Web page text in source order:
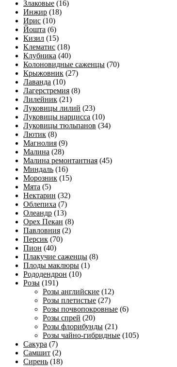
Злаковые (16)
Инжир (18)
Ирис (10)
Йошта (6)
Кизил (15)
Клематис (18)
Клубника (40)
Колоновидные саженцы (70)
Крыжовник (27)
Лаванда (10)
Лагерстремия (8)
Лилейник (21)
Луковицы лилий (23)
Луковицы нарцисса (10)
Луковицы тюльпанов (34)
Лютик (8)
Магнолия (9)
Малина (28)
Малина ремонтантная (45)
Миндаль (16)
Морозник (15)
Мята (5)
Нектарин (32)
Облепиха (7)
Олеандр (13)
Орех Пекан (8)
Павловния (2)
Персик (70)
Пион (40)
Плакучие саженцы (8)
Плоды маклюры (1)
Рододендрон (10)
Розы (191)
Розы английские (12)
Розы плетистые (27)
Розы почвопокровные (6)
Розы спрей (20)
Розы флорибунды (21)
Розы чайно-гибридные (105)
Сакура (7)
Самшит (2)
Сирень (18)